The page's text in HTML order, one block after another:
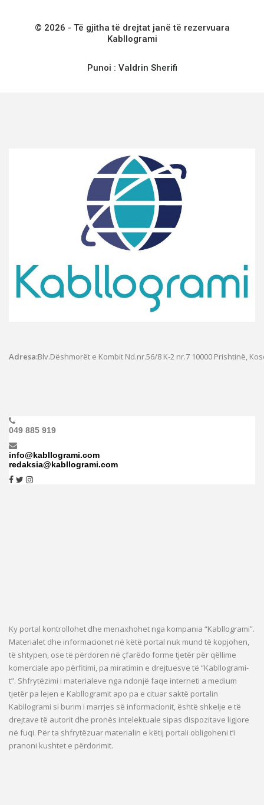
© 2026 - Të gjitha të drejtat janë të rezervuara
Kabllogrami
Punoi : Valdrin Sherifi
Adresa:Blv.Dëshmorët e Kombit Nd.nr.56/8 K-2 nr.7 10000 Prishtinë,
049 885 919
info@kabllogrami.com
redaksia@kabllogrami.com
Ky portal kontrollohet dhe menaxhohet nga kompania “Kabllogrami”.
Materialet dhe informacionet në këtë portal nuk mund të kopjohen,
të shtypen, ose të përdoren në çfarëdo forme tjetër për qëllime
komerciale apo përfitimi, pa miratimin e drejtuesve të “Kabllogrami-
t”. Shfrytëzimi i materialeve nga ndonjë faqe interneti a medium
tjetër pa lejen e Kabllogramit apo pa e cituar saktë portalin
Kabllogrami si burim i marrjes së informacionit, është shkelje e të
drejtave të autorit dhe pronës intelektuale sipas dispozitave ligjore
në fuqi. Për ta shfrytëzuar materialin e këtij portali obligoheni t’i
pranoni kushtet e përdorimit.